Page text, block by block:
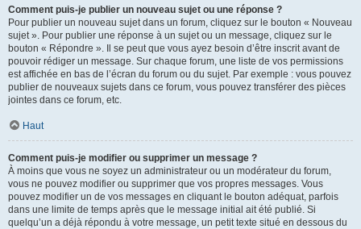
Comment puis-je publier un nouveau sujet ou une réponse ?
Pour publier un nouveau sujet dans un forum, cliquez sur le bouton « Nouveau
sujet ». Pour publier une réponse à un sujet ou un message, cliquez sur le
bouton « Répondre ». Il se peut que vous ayez besoin d’être inscrit avant de
pouvoir rédiger un message. Sur chaque forum, une liste de vos permissions
est affichée en bas de l’écran du forum ou du sujet. Par exemple : vous pouvez
publier de nouveaux sujets dans ce forum, vous pouvez transférer des pièces
jointes dans ce forum, etc.
Haut
Comment puis-je modifier ou supprimer un message ?
À moins que vous ne soyez un administrateur ou un modérateur du forum,
vous ne pouvez modifier ou supprimer que vos propres messages. Vous
pouvez modifier un de vos messages en cliquant le bouton adéquat, parfois
dans une limite de temps après que le message initial ait été publié. Si
quelqu’un a déjà répondu à votre message, un petit texte situé en dessous du